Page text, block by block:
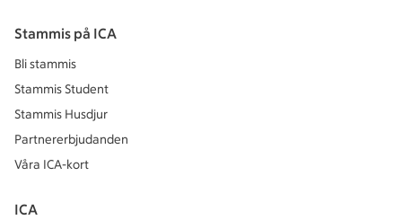
Stammis på ICA
Bli stammis
Stammis Student
Stammis Husdjur
Partnererbjudanden
Våra ICA-kort
ICA